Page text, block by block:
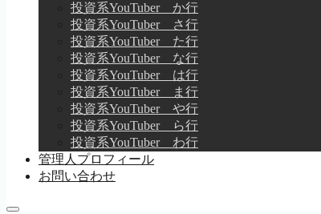
投資系YouTuber か行
投資系YouTuber さ行
投資系YouTuber た行
投資系YouTuber な行
投資系YouTuber は行
投資系YouTuber ま行
投資系YouTuber や行
投資系YouTuber ら行
投資系YouTuber わ行
管理人プロフィール
お問い合わせ